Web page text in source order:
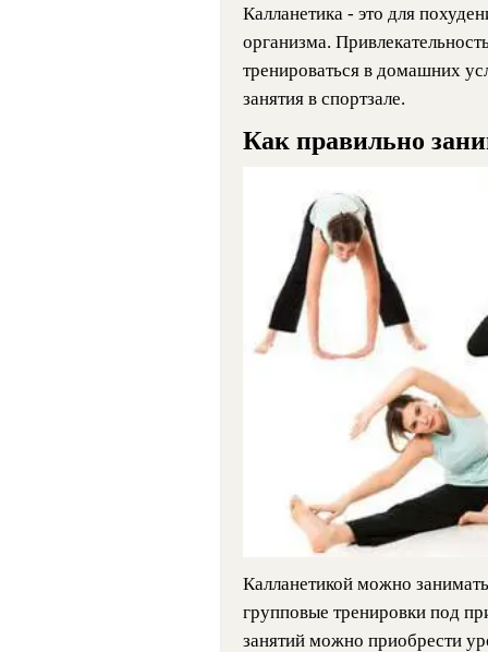
Калланетика - это для
организма.
тренироваться в домашних
занятия в спортзале.
Как правильно
Калланетикой можно
групповые тренировки под
занятий можно приобрести